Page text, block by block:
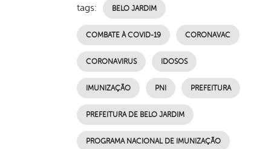
tags: BELO JARDIM
COMBATE À COVID-19 CORONAVAC
CORONAVIRUS IDOSOS
IMUNIZAÇÃO PNI PREFEITURA
PREFEITURA DE BELO JARDIM
PROGRAMA NACIONAL DE IMUNIZAÇÃO